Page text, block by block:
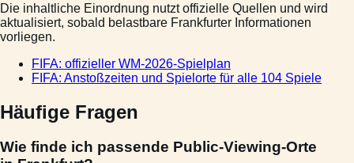
Die inhaltliche Einordnung nutzt offizielle Quellen und wird
aktualisiert, sobald belastbare Frankfurter Informationen
vorliegen.
FIFA: offizieller WM-2026-Spielplan
FIFA: Anstoßzeiten und Spielorte für alle 104 Spiele
Häufige Fragen
Wie finde ich passende Public-Viewing-Orte